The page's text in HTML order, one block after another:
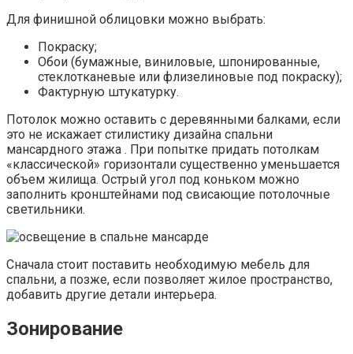
Для финишной облицовки можно выбрать:
Покраску;
Обои (бумажные, виниловые, шпонированные,
стеклотканевые или флизелиновые под покраску);
Фактурную штукатурку.
Потолок можно оставить с деревянными балками, если
это не искажает стилистику дизайна спальни
мансардного этажа . При попытке придать потолкам
«классической» горизонтали существенно уменьшается
объем жилища. Острый угол под коньком можно
заполнить кронштейнами под свисающие потолочные
светильники.
Сначала стоит поставить необходимую мебель для
спальни, а позже, если позволяет жилое пространство,
добавить другие детали интерьера.
Зонирование